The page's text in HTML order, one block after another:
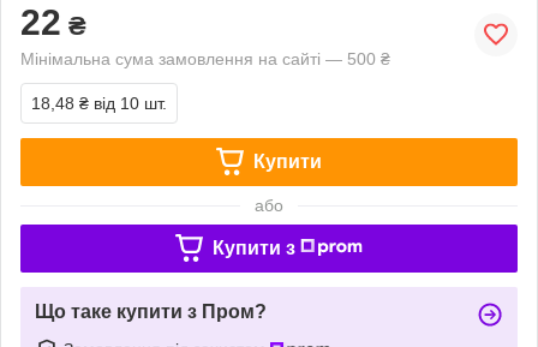
22 ₴
Мінімальна сума замовлення на сайті — 500 ₴
18,48 ₴ від 10 шт.
Купити
або
Купити з
Що таке купити з Пром?